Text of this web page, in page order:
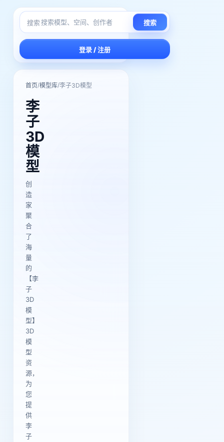
搜索 搜索
登录 / 注册
首页/模型库/李子3D模型
李
子
3D
模
型
创
造
家
聚
合
了
海
量
的
【李
子
3D
模
型】
3D
模
型
资
源，
为
您
提
供
李
子